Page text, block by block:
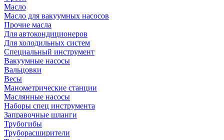
Масло
Масло для вакуумных насосов
Прочие масла
Для автокондиционеров
Для холодильных систем
Специальный инструмент
Вакуумные насосы
Вальцовки
Весы
Манометрические станции
Маслянные насосы
Наборы спец инструмента
Заправочные шланги
Трубогибы
Труборасширители